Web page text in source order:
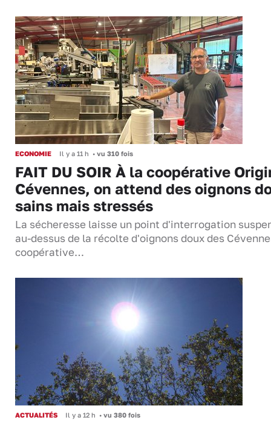
ECONOMIE Il y a 11 h • vu 310 fois
FAIT DU SOIR À la coopérative
Cévennes, on attend des oignons
sains mais stressés
La sécheresse laisse un point d'interrogation
au-dessus de la récolte d'oignons doux des
coopérative…
ACTUALITÉS Il y a 12 h • vu 380 fois